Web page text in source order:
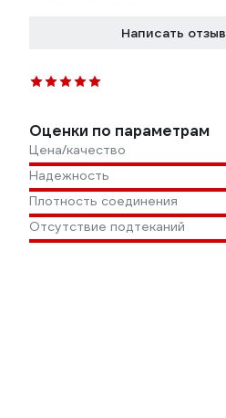
Написать отзыв
Оценки по параметрам
Цена/качество
Надежность
Плотность соединения
Отсутствие подтеканий